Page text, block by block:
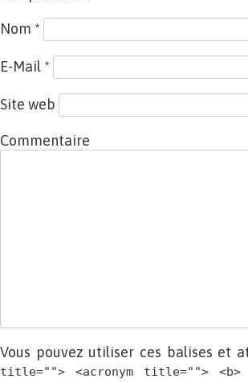
Nom *
E-Mail *
Site web
Commentaire
Vous pouvez utiliser ces balises et
title=""> <acronym title=""> <b>